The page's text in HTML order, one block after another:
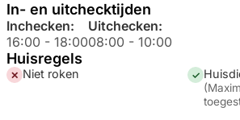
In- en uitchecktijden
Inchecken:
16:00 - 18:00
Uitchecken:
08:00 - 10:00
Huisregels
✕ Niet roken ✓
(